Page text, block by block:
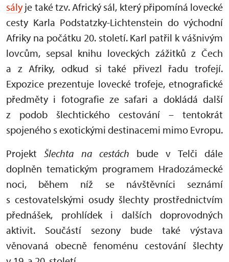
sályje také tzv. Africký sál, který připomíná lovecké
cesty Karla Podstatzky-Lichtenstein do východní
Afriky na počátku 20. století. Karl patřil k vášnivým
lovcům, sepsal knihu loveckých zážitků z Čech
a z Afriky, odkud si také přivezl řadu trofejí.
Expozice prezentuje lovecké trofeje, etnografické
předměty i fotografie ze safari a dokládá další
z podob šlechtického cestování – tentokrát
spojeného s exotickými destinacemi mimo Evropu.
ProjektŠlechta na cestách bude v Telči dále
doplněn tematickým programem Hradozámecké
noci, během níž se návštěvníci seznámí
s cestovatelskými osudy šlechty prostřednictvím
přednášek, prohlídek i dalších doprovodných
aktivit. Součástí sezony bude také výstava
věnovaná obecně fenoménu cestování šlechty